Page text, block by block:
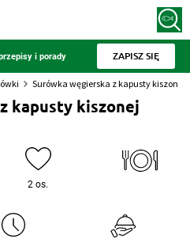
i porady ZAPISZ SIĘ
Surówka węgierska z kapusty kiszonej
kapusty kiszonej
2 os.